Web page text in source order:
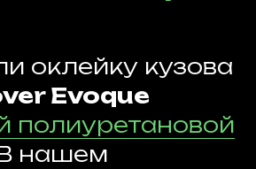
оклейку кузова
Evoque
полиуретановой
нашем